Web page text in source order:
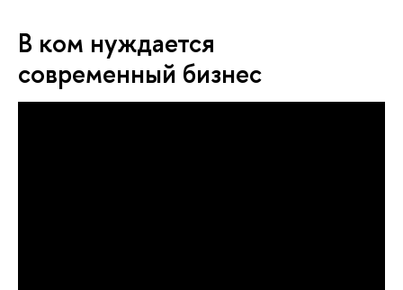
В ком нуждается
современный бизнес